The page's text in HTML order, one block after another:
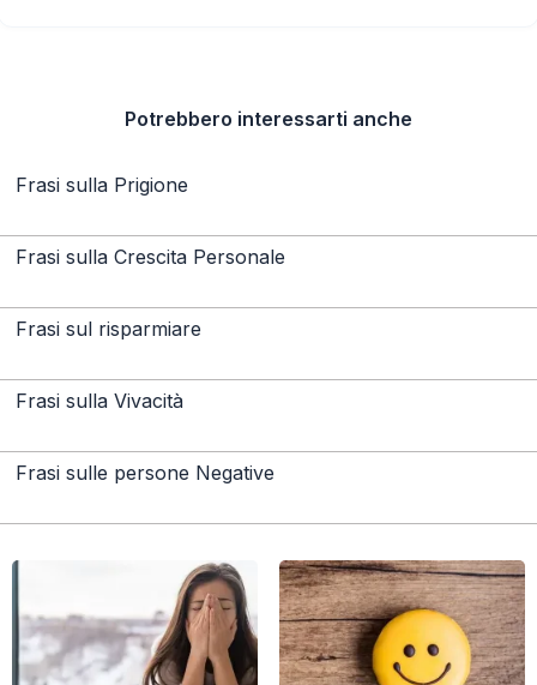
Potrebbero interessarti anche
Frasi sulla Prigione
Frasi sulla Crescita Personale
Frasi sul risparmiare
Frasi sulla Vivacità
Frasi sulle persone Negative